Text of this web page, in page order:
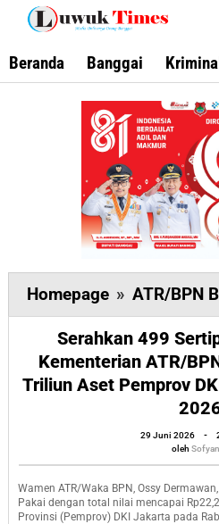
Lewati
konten
Beranda Banggai
Homepage » ATR/BPN
Serahkan 499
Kementerian ATR/
Triliun Aset Pemprov
29 Juni 2026 -
oleh Sofyan
Wamen ATR/Waka BPN, Ossy
Pakai dengan total nilai mencapai
Provinsi (Pemprov) DKI Jakarta pada